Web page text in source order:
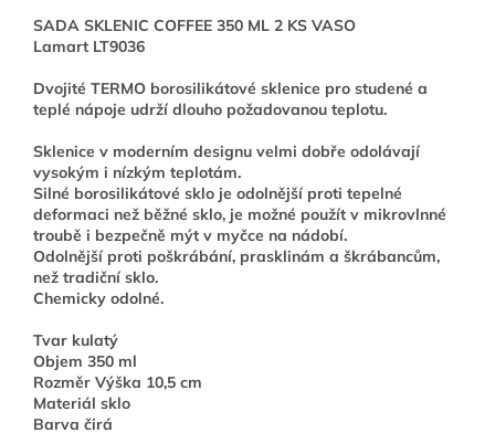
SADA SKLENIC COFFEE 350 ML 2 KS VASO
Lamart LT9036
Dvojité TERMO borosilikátové sklenice pro studené a
teplé nápoje udrží dlouho požadovanou teplotu.
Sklenice v moderním designu velmi dobře odolávají
vysokým i nízkým teplotám.
Silné borosilikátové sklo je odolnější proti tepelné
deformaci než běžné sklo, je možné použít v mikrovlnné
troubě i bezpečně mýt v myčce na nádobí.
Odolnější proti poškrábání, prasklinám a škrábancům,
než tradiční sklo.
Chemicky odolné.
Tvar kulatý
Objem 350 ml
Rozměr Výška 10,5 cm
Materiál sklo
Barva čirá